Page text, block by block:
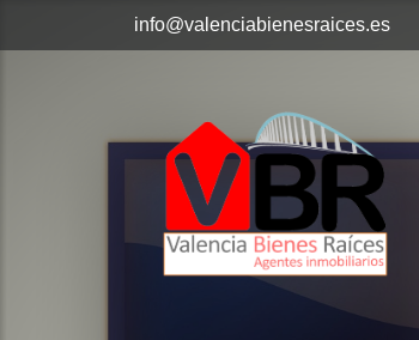
info@valenciabienesraices.es